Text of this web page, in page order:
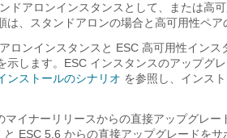
ドアロンインスタンスとして、または高
は、スタンドアロンの場合と高可用性ペア
ロンインスタンスと ESC 高可用性イン
示します。ESC インスタンスのアップグ
ンストールのシナリオ を参照し、インス
マイナーリリースからの直接アップグレー
ESC 5.6 からの直接アップグレードを